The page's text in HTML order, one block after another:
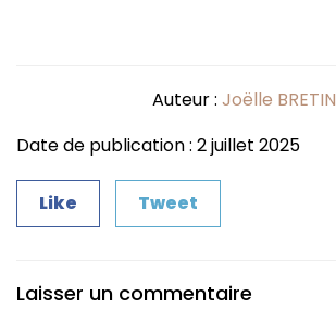
Auteur : Joëlle BRETIN
Date de publication : 2 juillet 2025
Like Tweet
Laisser un commentaire